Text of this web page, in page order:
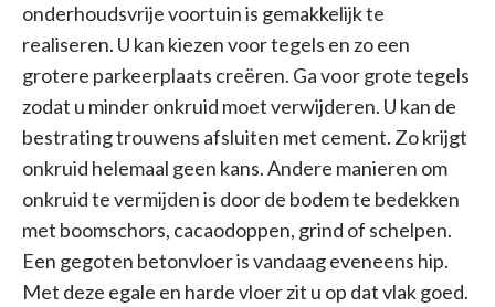
onderhoudsvrije voortuin is gemakkelijk te
realiseren. U kan kiezen voor tegels en zo een
grotere parkeerplaats creëren. Ga voor grote tegels
zodat u minder onkruid moet verwijderen. U kan de
bestrating trouwens afsluiten met cement. Zo krijgt
onkruid helemaal geen kans. Andere manieren om
onkruid te vermijden is door de bodem te bedekken
met boomschors, cacaodoppen, grind of schelpen.
Een gegoten betonvloer is vandaag eveneens hip.
Met deze egale en harde vloer zit u op dat vlak goed.